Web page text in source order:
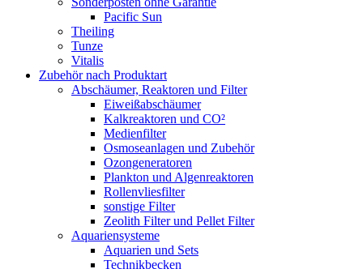
Pacific Sun
Theiling
Tunze
Vitalis
Zubehör nach Produktart
Abschäumer, Reaktoren und Filter
Eiweißabschäumer
Kalkreaktoren und CO²
Medienfilter
Osmoseanlagen und Zubehör
Ozongeneratoren
Plankton und Algenreaktoren
Rollenvliesfilter
sonstige Filter
Zeolith Filter und Pellet Filter
Aquariensysteme
Aquarien und Sets
Technikbecken